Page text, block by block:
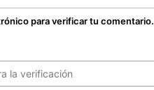
para verificar tu comentario.